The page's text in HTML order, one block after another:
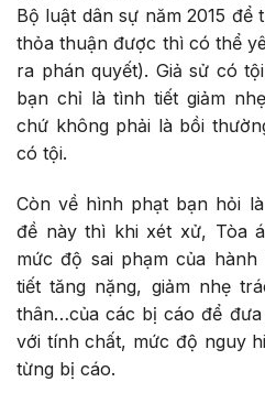
Bộ luật dân sự năm 2015
thỏa thuận được thì có thể
ra phán quyết). Giả sử có
bạn chỉ là tình tiết giảm
chứ không phải là bồi
có tội.
Còn về hình phạt bạn hỏi
đề này thì khi xét xử, Tòa
mức độ sai phạm của
tiết tăng nặng, giảm nhẹ
thân…của các bị cáo để
với tính chất, mức độ nguy
từng bị cáo.